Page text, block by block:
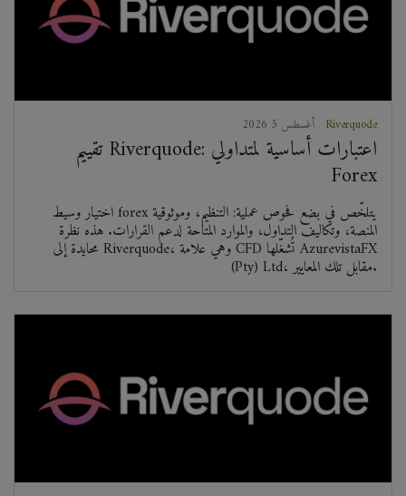
Riverquode
تقييم Riverquode: اعتبارات أساسية لمتداولي
Forex
اختيار وسيط forex يتلخّص في بضع فحوص عملية: التنظيم، وموثوقية
المنصة، وتكاليف التداول، والموارد المتاحة لدعم القرارات. هذه نظرة
محايدة إلى Riverquode، وهي علامة CFD تُشغّلها AzurevistaFX
(Pty) Ltd، مقابل تلك المعايير.